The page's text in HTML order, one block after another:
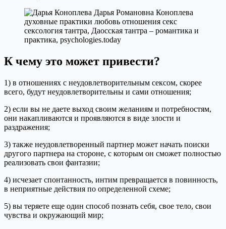
К чему это может привести?
1) в отношениях с неудовлетворительным сексом, скорее
всего, будут неудовлетворительны и сами отношения;
2) если вы не даете выход своим желаниям и потребностям,
они накапливаются и проявляются в виде злости и
раздражения;
3) также неудовлетворенный партнер может начать поиски
другого партнера на стороне, с которым он сможет полностью
реализовать свои фантазии;
4) исчезает спонтанность, интим превращается в повинность,
в неприятные действия по определенной схеме;
5) вы теряете еще один способ познать себя, свое тело, свои
чувства и окружающий мир;